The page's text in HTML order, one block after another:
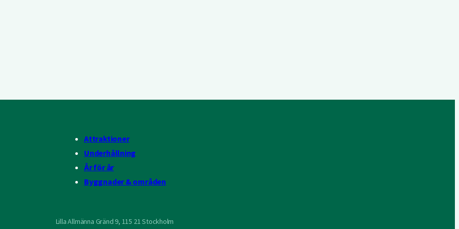
Attraktioner
Underhållning
År för år
Byggnader & områden
Lilla Allmänna Gränd 9, 115 21 Stockholm